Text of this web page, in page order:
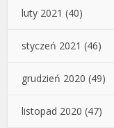
luty 2021 (40)
styczeń 2021 (46)
grudzień 2020 (49)
listopad 2020 (47)